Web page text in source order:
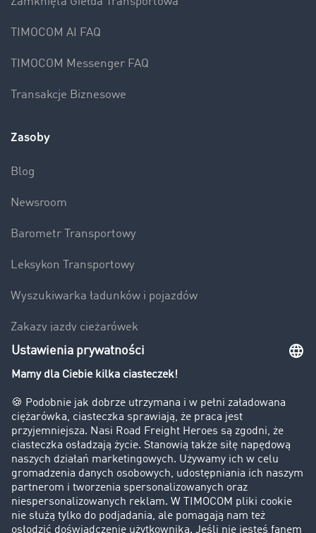
TIMOCOM AI FAQ
TIMOCOM Messenger FAQ
Transakcje Biznesowe
Zasoby
Blog
Newsroom
Barometr Transportowy
Leksykon Transportowy
Wyszukiwarka ładunków i pojazdów
Zakazy jazdy ciężarówek
Bezpieczeństwo
Firma
Historie sukcesu
Klienci pozyskują nowych klientów
Informacje prawne
Impressum